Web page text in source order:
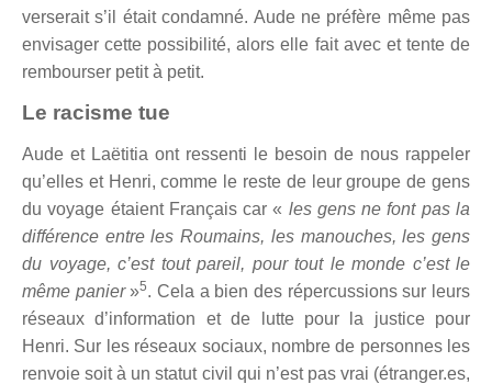
verserait s’il était condamné. Aude ne préfère même pas
envisager cette possibilité, alors elle fait avec et tente de
rembourser petit à petit.
Le racisme tue
Aude et Laëtitia ont ressenti le besoin de nous rappeler
qu’elles et Henri, comme le reste de leur groupe de gens
du voyage étaient Français car « les gens ne font pas la
différence entre les Roumains, les manouches, les gens
du voyage, c’est tout pareil, pour tout le monde c’est le
même panier»5. Cela a bien des répercussions sur leurs
réseaux d’information et de lutte pour la justice pour
Henri. Sur les réseaux sociaux, nombre de personnes les
renvoie soit à un statut civil qui n’est pas vrai (étranger.es,